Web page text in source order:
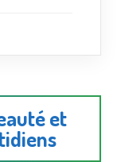
et